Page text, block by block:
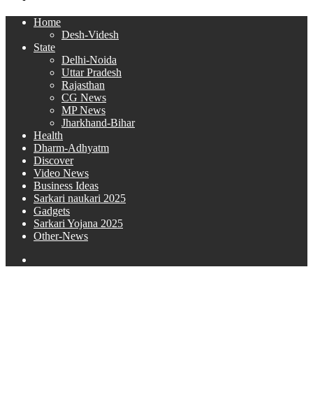
Home
Desh-Videsh
State
Delhi-Noida
Uttar Pradesh
Rajasthan
CG News
MP News
Jharkhand-Bihar
Health
Dharm-Adhyatm
Discover
Video News
Business Ideas
Sarkari naukari 2025
Gadgets
Sarkari Yojana 2025
Other-News